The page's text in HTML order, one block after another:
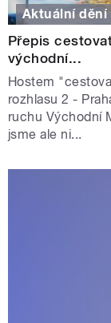
Aktuální dění
Přepis
východní...
Hostem
rozhlasu 2 -
ruchu Východní
jsme ale ni...